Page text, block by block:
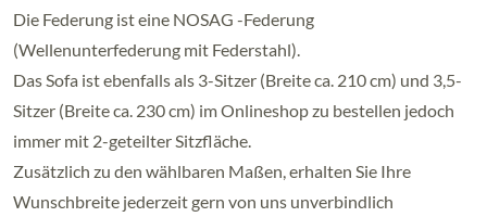
Die Federung ist eine NOSAG -Federung
(Wellenunterfederung mit Federstahl).
Das Sofa ist ebenfalls als 3-Sitzer (Breite ca. 210 cm) und 3,5-
Sitzer (Breite ca. 230 cm) im Onlineshop zu bestellen jedoch
immer mit 2-geteilter Sitzfläche.
Zusätzlich zu den wählbaren Maßen, erhalten Sie Ihre
Wunschbreite jederzeit gern von uns unverbindlich